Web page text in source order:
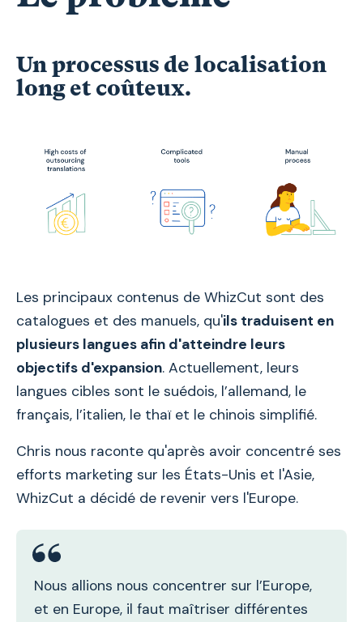
Un processus de localisation
long et coûteux.
Les principaux contenus de WhizCut sont des
catalogues et des manuels, qu'ils traduisent en
plusieurs langues afin d'atteindre leurs
objectifs d'expansion. Actuellement, leurs
langues cibles sont le suédois, l’allemand, le
français, l’italien, le thaï et le chinois simplifié.
Chris nous raconte qu'après avoir concentré ses
efforts marketing sur les États-Unis et l'Asie,
WhizCut a décidé de revenir vers l'Europe.
Nous allions nous concentrer sur l’Europe,
et en Europe, il faut maîtriser différentes